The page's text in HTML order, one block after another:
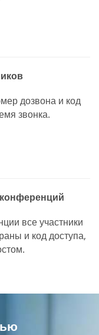
дозвона и код
звонка.
все участники
и код доступа,